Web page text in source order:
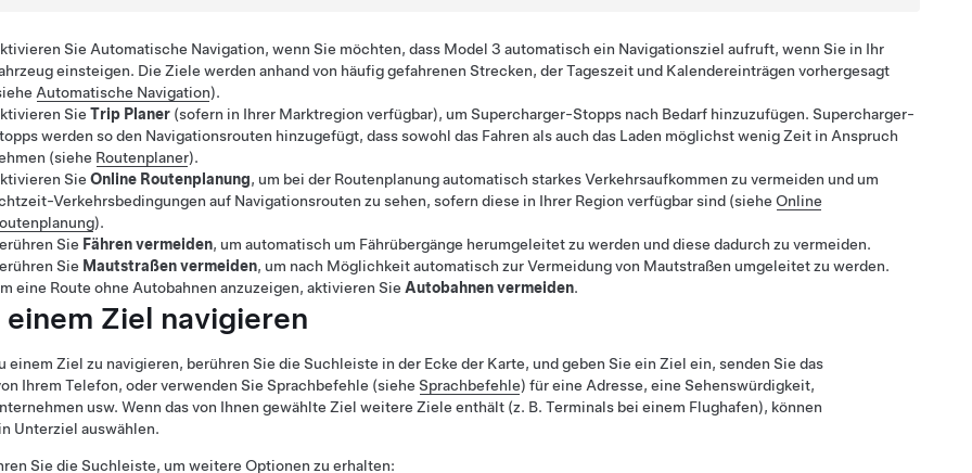
Sie Automatische Navigation, wenn Sie möchten, dass Model 3 automatisch ein Navigationsziel aufruft, wenn Sie in Ihr
einsteigen. Die Ziele werden anhand von häufig gefahrenen Strecken, der Tageszeit und Kalendereinträgen vorhergesagt
Automatische Navigation).
Sie Trip Planer (sofern in Ihrer Marktregion verfügbar), um Supercharger-Stopps nach Bedarf hinzuzufügen. Supercharger-
werden so den Navigationsrouten hinzugefügt, dass sowohl das Fahren als auch das Laden möglichst wenig Zeit in Anspruch
(siehe Routenplaner).
Sie Online Routenplanung, um bei der Routenplanung automatisch starkes Verkehrsaufkommen zu vermeiden und um
Verkehrsbedingungen auf Navigationsrouten zu sehen, sofern diese in Ihrer Region verfügbar sind (siehe Online
).
Sie Fähren vermeiden, um automatisch um Fährübergänge herumgeleitet zu werden und diese dadurch zu vermeiden.
Sie Mautstraßen vermeiden, um nach Möglichkeit automatisch zur Vermeidung von Mautstraßen umgeleitet zu werden.
eine Route ohne Autobahnen anzuzeigen, aktivieren Sie Autobahnen vermeiden.
einem Ziel navigieren
einem Ziel zu navigieren, berühren Sie die Suchleiste in der Ecke der Karte, und geben Sie ein Ziel ein, senden Sie das
Ihrem Telefon, oder verwenden Sie Sprachbefehle (siehe Sprachbefehle) für eine Adresse, eine Sehenswürdigkeit,
usw. Wenn das von Ihnen gewählte Ziel weitere Ziele enthält (z. B. Terminals bei einem Flughafen), können
Unterziel auswählen.
Sie die Suchleiste, um weitere Optionen zu erhalten: